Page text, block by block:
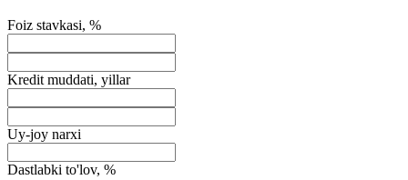
Foiz stavkasi, %
Kredit muddati, yillar
Uy-joy narxi
Dastlabki to'lov, %